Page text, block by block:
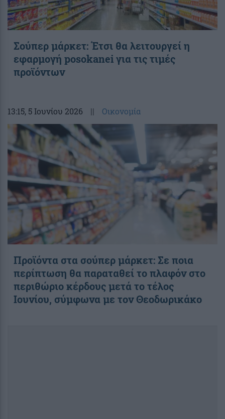
Σούπερ μάρκετ: Έτσι θα λειτουργεί η
εφαρμογή posokanei για τις τιμές
προϊόντων
13:15, 5 Ιουνίου 2026 || Οικονομία
Προϊόντα στα σούπερ μάρκετ: Σε ποια
περίπτωση θα παραταθεί το πλαφόν στο
περιθώριο κέρδους μετά το τέλος
Ιουνίου, σύμφωνα με τον Θεοδωρικάκο